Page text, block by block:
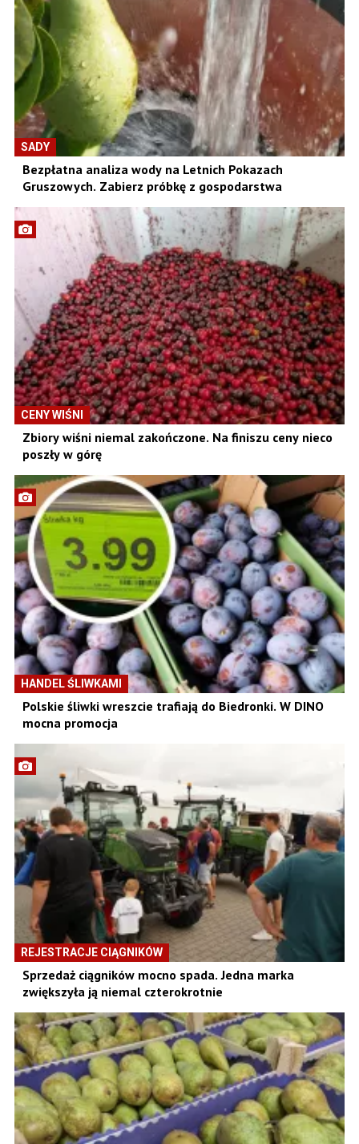
SADY
Bezpłatna analiza wody na Letnich Pokazach
Gruszowych. Zabierz próbkę z gospodarstwa
CENY WIŚNI
Zbiory wiśni niemal zakończone. Na finiszu ceny nieco
poszły w górę
HANDEL ŚLIWKAMI
Polskie śliwki wreszcie trafiają do Biedronki. W DINO
mocna promocja
REJESTRACJE CIĄGNIKÓW
Sprzedaż ciągników mocno spada. Jedna marka
zwiększyła ją niemal czterokrotnie